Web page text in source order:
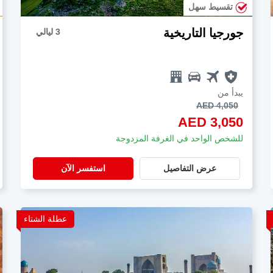
تقسيط سهل
جورجيا التاريخية 3 ليالي
يبدأ من
AED 4,050
AED 3,050
للشخص الواحد في الغرفة المزدوجة
عرض التفاصيل استفسر الآن
عطلة الشتاء